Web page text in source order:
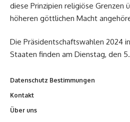
diese Prinzipien religiöse Grenzen
höheren göttlichen Macht
Die Präsidentschaftswahlen 2024
Staaten finden am Dienstag, den
Datenschutz Bestimmungen
Kontakt
Über uns